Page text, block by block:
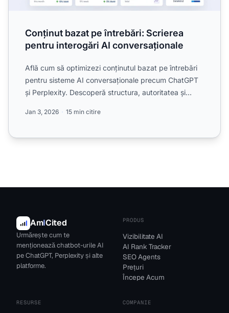
Conținut bazat pe întrebări: Scrierea
pentru interogări AI conversaționale
Află cum să optimizezi conținutul bazat pe întrebări
pentru sisteme AI conversaționale precum ChatGPT
și Perplexity. Descoperă structura, autoritatea și
Jan 3, 2026 15 min citire
AmICited
Urmărește cum te
menționează chatbot-urile AI
pe ChatGPT, Perplexity și alte
platforme.
PRODUS
Vizibilitate AI
AI Rank Tracker
SEO Agents
Prețuri
Începe Acum
RESURSE COMPANIE